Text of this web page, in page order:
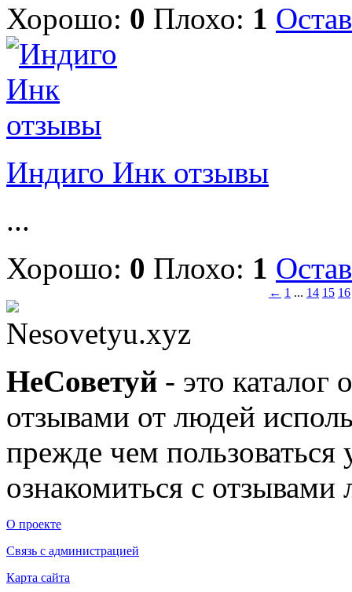
Хорошо: 0 Плохо: 1
Индиго Инк отзывы
...
Хорошо: 0 Плохо: 1
← 1 ... 14 15 16
Nesovetyu.xyz
НеСоветуй - это каталог
отзывами от людей
прежде чем
ознакомиться с отзывами
О проекте
Связь с администрацией
Карта сайта